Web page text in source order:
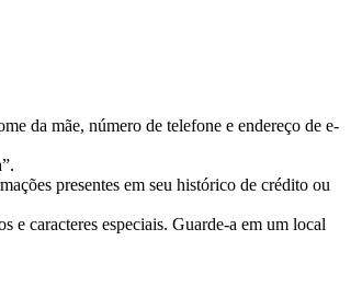
da mãe, número de telefone e endereço de e-
presentes em seu histórico de crédito ou
e caracteres especiais. Guarde-a em um local